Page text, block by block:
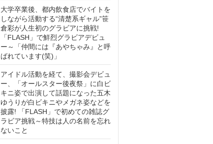
大学卒業後、都内飲食店でバイトを
しながら活動する“清楚系ギャル”笹
倉彩が人生初のグラビアに挑戦!
「FLASH」で鮮烈グラビアデビュ
ー～「仲間には『あやちゃみ』と呼
ばれています(笑)」
アイドル活動を経て、撮影会デビュ
ー、「オールスター後夜祭」に白ビ
キニ姿で出演して話題になった五木
ゆうりが白ビキニやメガネ姿などを
披露! 「FLASH」で初めての雑誌グ
ラビア挑戦～特技は人の名前を忘れ
ないこと